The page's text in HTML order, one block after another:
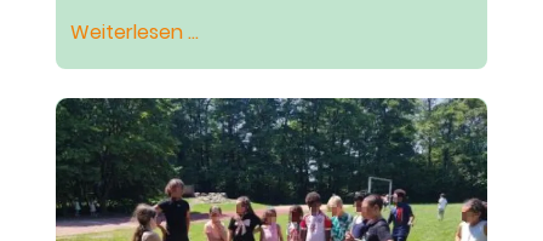
Weiterlesen …Ganztagsangebote:
Danke:
Unsere
FSJ-
tler
ziehen
weiter!